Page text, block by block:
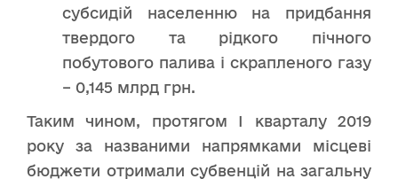
субсидій населенню на придбання
твердого та рідкого пічного
побутового палива і скрапленого газу
– 0,145 млрд грн.
Таким чином, протягом І кварталу 2019
року за названими напрямками місцеві
бюджети отримали субвенцій на загальну